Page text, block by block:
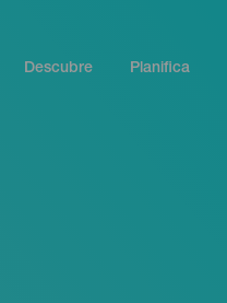
Descubre Planifica